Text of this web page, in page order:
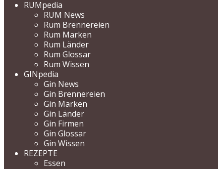
RUMpedia
RUM News
Rum Brennereien
Rum Marken
Rum Länder
Rum Glossar
Rum Wissen
GINpedia
Gin News
Gin Brennereien
Gin Marken
Gin Länder
Gin Firmen
Gin Glossar
Gin Wissen
REZEPTE
Essen